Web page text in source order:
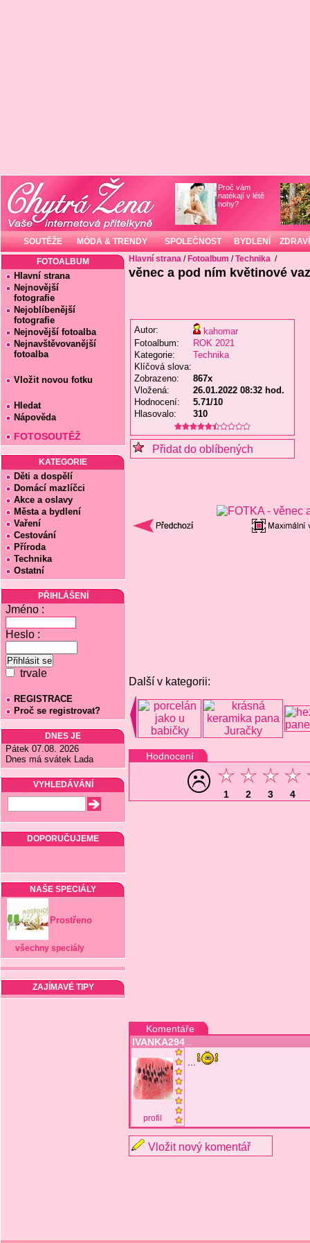
Proč vám
natékají v létě
nohy?
SOUTĚŽE MÓDA & TRENDY SPOLEČNOST BYDLENÍ ZDRAVÍ
FOTOALBUM
Hlavní strana
Nejnovější
fotografie
Nejoblíbenější
fotografie
Nejnovější fotoalba
Nejnavštěvovanější
fotoalba
Vložit novou fotku
Hledat
Nápověda
FOTOSOUTĚŽ
KATEGORIE
Děti a dospělí
Domácí mazlíčci
Akce a oslavy
Města a bydlení
Vaření
Cestování
Příroda
Technika
Ostatní
PŘIHLÁŠENÍ
Jméno :
Heslo :
trvale
REGISTRACE
Proč se registrovat?
DNES JE
Pátek 07.08. 2026
Dnes má svátek Lada
VYHLEDÁVÁNÍ
DOPORUČUJEME
NAŠE SPECIÁLY
Prostřeno
všechny speciály
ZAJÍMAVÉ TIPY
Hlavní strana / Fotoalbum /Technika /
věnec a pod ním květinové
Autor:
kahomar
Fotoalbum:
ROK 2021
Kategorie:
Technika
Klíčová slova:
Zobrazeno:
867x
Vložená:
26.01.2022 08:32 hod.
Hodnocení:
5.71/10
Hlasovalo:
310
Přidat do oblíbených
Další v kategorii:
Hodnocení
1 2 3 4
Komentáře
IVANKA294
profil
Vložit nový komentář